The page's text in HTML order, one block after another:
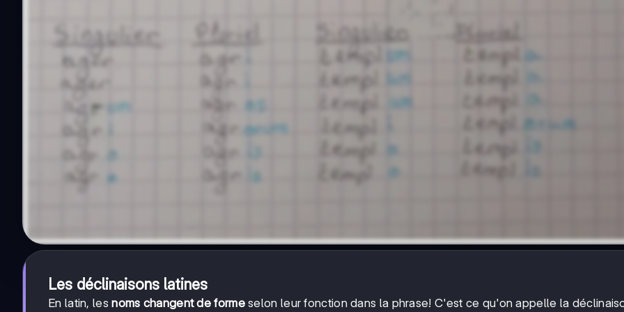
Les déclinaisons latines
En latin, lesnoms changent de formeselon leur fonction dans la phrase! C'est ce qu'on appelle la